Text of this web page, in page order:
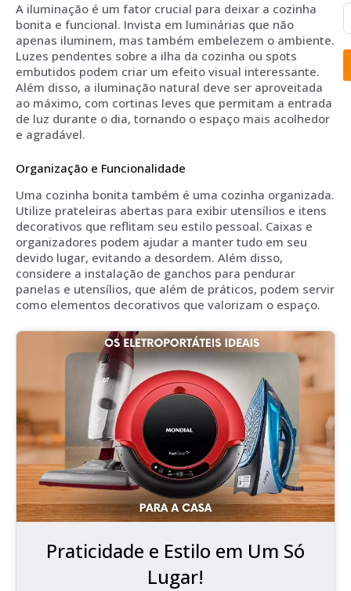
A iluminação é um fator crucial para deixar a cozinha
bonita e funcional. Invista em luminárias que não
apenas iluminem, mas também embelezem o ambiente.
Luzes pendentes sobre a ilha da cozinha ou spots
embutidos podem criar um efeito visual interessante.
Além disso, a iluminação natural deve ser aproveitada
ao máximo, com cortinas leves que permitam a entrada
de luz durante o dia, tornando o espaço mais acolhedor
e agradável.
Organização e Funcionalidade
Uma cozinha bonita também é uma cozinha organizada.
Utilize prateleiras abertas para exibir utensílios e itens
decorativos que reflitam seu estilo pessoal. Caixas e
organizadores podem ajudar a manter tudo em seu
devido lugar, evitando a desordem. Além disso,
considere a instalação de ganchos para pendurar
panelas e utensílios, que além de práticos, podem servir
como elementos decorativos que valorizam o espaço.
Praticidade e Estilo em Um Só
Lugar!